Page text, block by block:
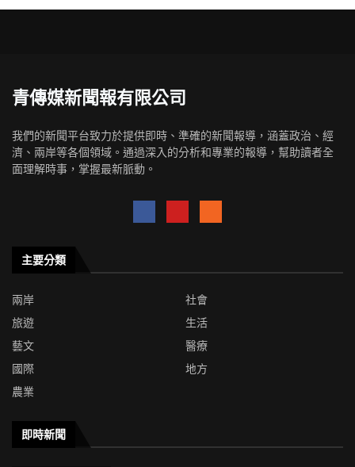
青傳媒新聞報有限公司
我們的新聞平台致力於提供即時、準確的新聞報導，涵蓋政治、經
濟、兩岸等各個領域。通過深入的分析和專業的報導，幫助讀者全
面理解時事，掌握最新脈動。
主要分類
兩岸
社會
旅遊
生活
藝文
醫療
國際
地方
農業
即時新聞